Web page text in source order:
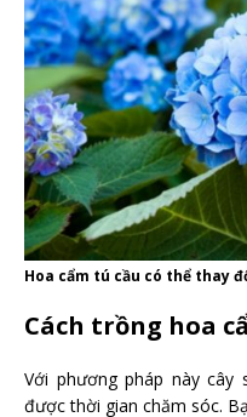
Hoa cẩm tú cầu có thể thay
Cách trồng hoa
Với phương pháp này cây
được thời gian chăm sóc.